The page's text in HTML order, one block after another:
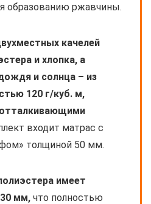
образованию ржавчины.
качелей
и хлопка, а
и солнца – из
120 г/куб. м,
входит матрас с
толщиной 50 мм.
имеет
мм, что полностью